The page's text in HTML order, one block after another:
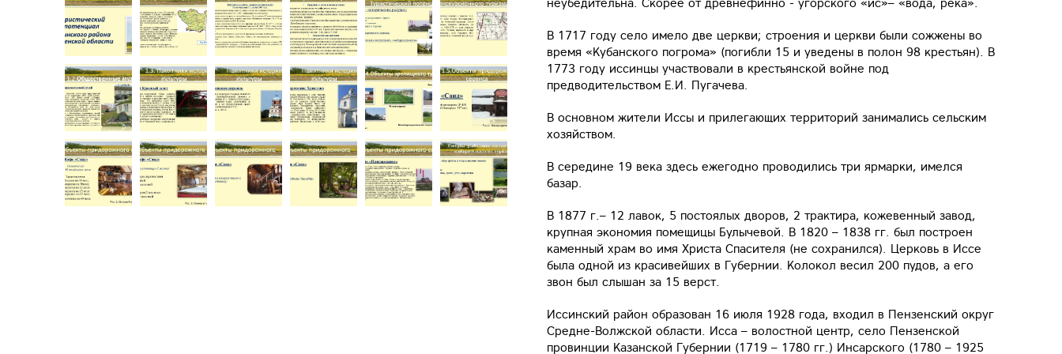
В 1717 году село имело две церкви; строения и церкви были сожжены во
время «Кубанского погрома» (погибли 15 и уведены в полон 98 крестьян). В
1773 году иссинцы участвовали в крестьянской войне под
предводительством Е.И. Пугачева.
В основном жители Иссы и прилегающих территорий занимались сельским
хозяйством.
В середине 19 века здесь ежегодно проводились три ярмарки, имелся
базар.
В 1877 г.– 12 лавок, 5 постоялых дворов, 2 трактира, кожевенный завод,
крупная экономия помещицы Булычевой. В 1820 – 1838 гг. был построен
каменный храм во имя Христа Спасителя (не сохранился). Церковь в Иссе
была одной из красивейших в Губернии. Колокол весил 200 пудов, а его
звон был слышан за 15 верст.
Иссинский район образован 16 июля 1928 года, входил в Пензенский округ
Средне-Волжской области. Исса – волостной центр, село Пензенской
провинции Казанской Губернии (1719 – 1780 гг.) Инсарского (1780 – 1925